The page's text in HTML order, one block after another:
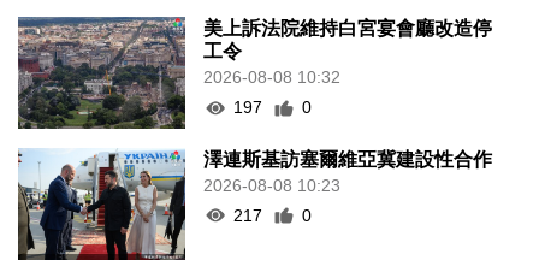
美上訴法院維持白宮宴會廳改造停
工令
2026-08-08 10:32
197
0
澤連斯基訪塞爾維亞冀建設性合作
2026-08-08 10:23
217
0